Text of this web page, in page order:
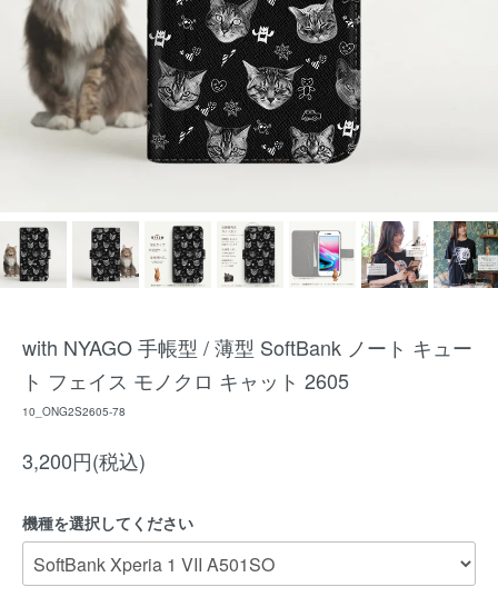
with NYAGO 手帳型 / 薄型 SoftBank ノート キュー
ト フェイス モノクロ キャット 2605
10_ONG2S2605-78
3,200円(税込)
機種を選択してください